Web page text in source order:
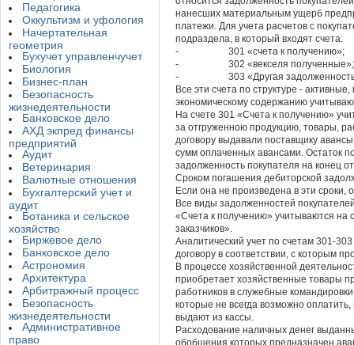
Педагогика
Оккультизм и уфология
Начертательная
геометрия
Бухучет управленчучет
Биология
Бизнес-план
Безопасность
жизнедеятельности
Банковское дело
АХД экпред финансы
предприятий
Аудит
Ветеринария
Валютные отношения
Бухгалтерский учет и
аудит
Ботаника и сельское
хозяйство
Биржевое дело
Банковское дело
Астрономия
Архитектура
Арбитражный процесс
Безопасность
жизнедеятельности
Административное
право
нанесших материальным ущерб
платежи. Для учета расчетов с
подраздела, в который входят счета:
- 301 «счета к получению»;
- 302 «векселя полученные»;
- 303 «Другая задолженность
Все эти счета по структуре -
экономическому содержанию
На счете 301 «Счета к получению»
за отгруженною продукцию, товары,
договору выдавали поставщику
сумм оплаченных авансами. Остаток
задолженность покупателя на конец
Сроком погашения дебиторской
Если она не произведена в эти сроки,
Все виды задолженностей
«Счета к получению» учитываются на
заказчиков».
Аналитический учет по счетам 301-
договору в соответствии, с которым
В процессе хозяйственной
приобретает хозяйственные товары
работников в служебные
которые не всегда возможно
выдают из кассы.
Расходование наличных денег
обобщения которых предназначен